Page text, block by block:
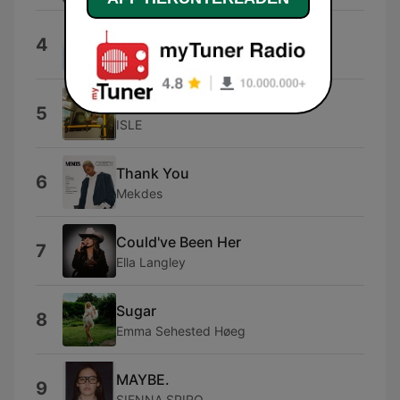
4 Laban
5 Det Hele Værd
ISLE
6 Thank You
Mekdes
7 Could've Been Her
Ella Langley
8 Sugar
Emma Sehested Høeg
9 MAYBE.